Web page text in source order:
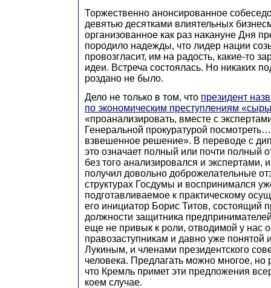
Торжественно анонсированное
девятью десятками влиятельных
организованное как раз накануне Дня
породило надежды, что лидер нации
провозгласит, им на радость, какие-то
идеи. Встреча состоялась. Но никаких
роздано не было.
Дело не только в том, что президент
по экономическим преступлениям
«проанализировать, вместе с
Генеральной прокуратурой
взвешенное решение». В переводе с
это означает полный или почти полный
без того анализировался и экспертами,
получил довольно доброжелательные
структурах Госдумы и воспринимался
подготавливаемое к практическому
его инициатор Борис Титов, состоящий
должности защитника
еще не привык к роли, отводимой у нас
правозаступникам и давно уже понятой
Лукиным, и членами президентского
человека. Предлагать можно многое, но
что Кремль примет эти предложения
коем случае.